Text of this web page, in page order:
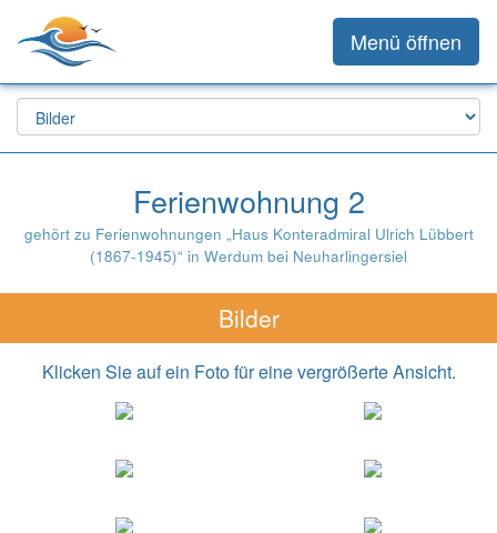
Menü öffnen
Ferienwohnung 2
gehört zu Ferienwohnungen „Haus Konteradmiral Ulrich Lübbert
(1867-1945)“ in Werdum bei Neuharlingersiel
Bilder
Klicken Sie auf ein Foto für eine vergrößerte Ansicht.